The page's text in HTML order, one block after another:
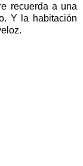
recuerda a una
Y la habitación